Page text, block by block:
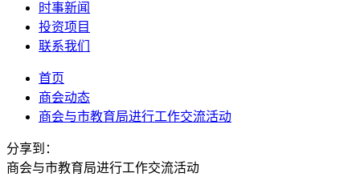
时事新闻
投资项目
联系我们
首页
商会动态
商会与市教育局进行工作交流活动
分享到：
商会与市教育局进行工作交流活动